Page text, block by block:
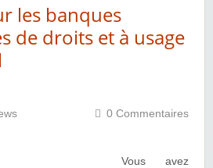
les banques
de droits et à usage
0 Commentaires
Vous avez